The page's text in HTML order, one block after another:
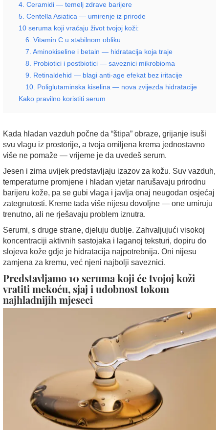
4. Ceramidi — temelj zdrave barijere
5. Centella Asiatica — umirenje iz prirode
10 seruma koji vraćaju život tvojoj koži:
6. Vitamin C u stabilnom obliku
7. Aminokiseline i betain — hidratacija koja traje
8. Probiotici i postbiotici — saveznici mikrobioma
9. Retinaldehid — blagi anti-age efekat bez iritacije
10. Poliglutaminska kiselina — nova zvijezda hidratacije
Kako pravilno koristiti serum
Kada hladan vazduh počne da “štipa” obraze, grijanje isuši
svu vlagu iz prostorije, a tvoja omiljena krema jednostavno
više ne pomaže — vrijeme je da uvedeš serum.
Jesen i zima uvijek predstavljaju izazov za kožu. Suv vazduh,
temperaturne promjene i hladan vjetar narušavaju prirodnu
barijeru kože, pa se gubi vlaga i javlja onaj neugodan osjećaj
zategnutosti. Kreme tada više nijesu dovoljne — one umiruju
trenutno, ali ne rješavaju problem iznutra.
Serumi, s druge strane, djeluju dublje. Zahvaljujući visokoj
koncentraciji aktivnih sastojaka i laganoj teksturi, dopiru do
slojeva kože gdje je hidratacija najpotrebnija. Oni nijesu
zamjena za kremu, već njeni najbolji saveznici.
Predstavljamo 10 seruma koji će tvojoj koži
vratiti mekoću, sjaj i udobnost tokom
najhladnijih mjeseci